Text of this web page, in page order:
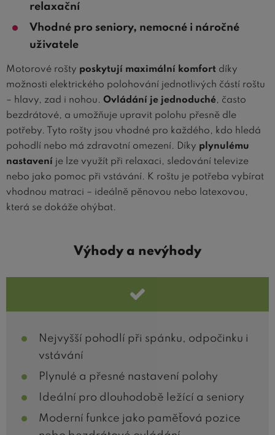
relaxační
Vhodné pro seniory, nemocné i náročné
uživatele
Motorové rošty poskytují maximální komfort díky
možnosti elektrického polohování jednotlivých částí roštu
– hlavy, zad i nohou. Ovládání je jednoduché, často
bezdrátové, a umožňuje upravit polohu přesně dle
potřeby. Tyto rošty jsou vhodné pro každého, kdo hledá
pohodlí nebo má zdravotní omezení. Díky plynulému
nastavení je lze využít při relaxaci, sledování televize
nebo jako pomoc při vstávání. K roštu je potřeba vybírat
vhodnou matraci – ideálně pěnovou nebo latexovou,
která se dokáže ohýbat.
Výhody a nevýhody
Nejvyšší pohodlí při spánku, odpočinku i
vstávání
Plynulé a přesné nastavení polohy
Ideální pro dlouhodobě ležící a seniory
Moderní funkce jako paměťová pozice